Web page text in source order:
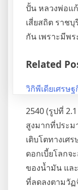
ปั้น หลวงพ่อแ
เสี่ยสถิต ราช
กัน เพราะมีพ
Related
วิกิพีเดียเศรษ
2540 (รูปที่
สูงมากที่ประม
เติบโตทางเศ
ดอกเบี้ยโลกจ
ของน้ำมัน แล
ที่ลดลงตามวัฏ
Post
navigation